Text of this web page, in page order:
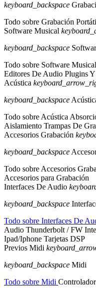
keyboard_backspace
Todo sobre Grabación
Software Musical
keyboard_backspace
Todo sobre Software Musical
Editores De Audio Plugins
Acústica
keyboard_backspace
Todo sobre Acústica
Aislamiento Trampas De
Accesorios Grabación
keyboard_backspace
Todo sobre Accesorios
Accesorios para Grabación
Interfaces De Audio
keyboard_backspace
Todo sobre Interfaces De
Audio Thunderbolt / FW
Ipad/Iphone Tarjetas DSP
Previos Midi
keyboard_backspace Midi
Todo sobre Midi